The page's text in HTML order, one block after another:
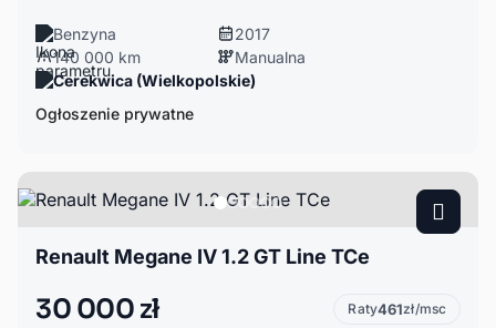
Benzyna
2017
140 000 km
Manualna
Cerekwica (Wielkopolskie)
Ogłoszenie prywatne
Renault Megane IV 1.2 GT Line TCe
30 000 zł Raty461zł/msc